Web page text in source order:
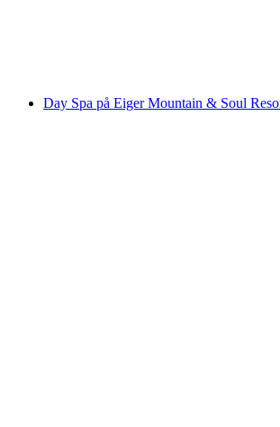
Day Spa på Eiger Mountain & Soul